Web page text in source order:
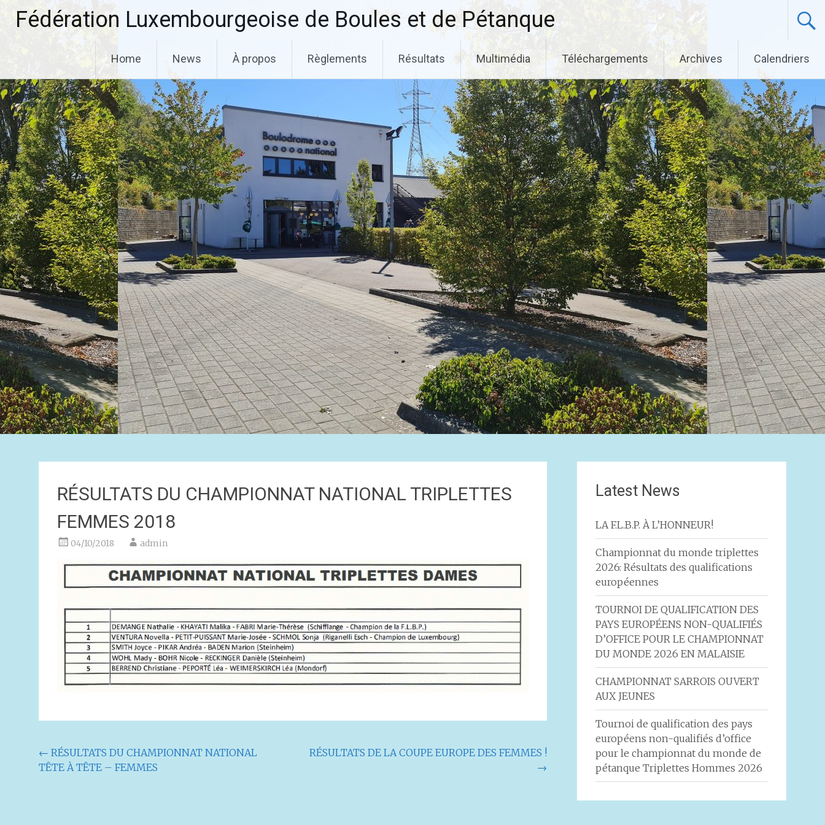
Fédération Luxembourgeoise de Boules et de Pétanque
Home News À propos Règlements Résultats Multimédia Téléchargements Archives Calendriers
RÉSULTATS DU CHAMPIONNAT NATIONAL TRIPLETTES
FEMMES 2018
04/10/2018 admin
Navigation
de
← RÉSULTATS DU CHAMPIONNAT NATIONAL
TÊTE À TÊTE – FEMMES
RÉSULTATS DE LA COUPE EUROPE DES FEMMES !
→
Latest News
LA F.L.B.P. À L’HONNEUR!
Championnat du monde triplettes
2026: Résultats des qualifications
européennes
TOURNOI DE QUALIFICATION DES
PAYS EUROPÉENS NON-QUALIFIÉS
D’OFFICE POUR LE CHAMPIONNAT
DU MONDE 2026 EN MALAISIE
CHAMPIONNAT SARROIS OUVERT
AUX JEUNES
Tournoi de qualification des pays
européens non-qualifiés d’office
pour le championnat du monde de
pétanque Triplettes Hommes 2026